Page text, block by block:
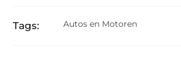
Tags: Autos en Motoren